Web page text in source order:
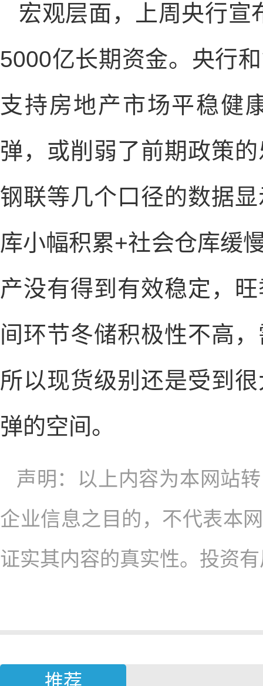
宏观层面，上周央行宣
5000亿长期资金。央行
支持房地产市场平稳健
弹，或削弱了前期政策
钢联等几个口径的数据
库小幅积累+社会仓库缓
产没有得到有效稳定，
间环节冬储积极性不高
所以现货级别还是受到
弹的空间。
声明：以上内容为本网站
企业信息之目的，不代表本
证实其内容的真实性。投资
推荐